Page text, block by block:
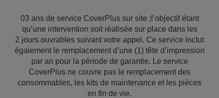
03 ans de service CoverPlus sur site ;l’objectif étant
qu’une intervention soit réalisée sur place dans les
2 jours ouvrables suivant votre appel. Ce service inclut
également le remplacement d’une (1) tête d’impression
par an pour la période de garantie. Le service
CoverPlus ne couvre pas le remplacement des
consommables, les kits de maintenance et les pièces
en fin de vie.